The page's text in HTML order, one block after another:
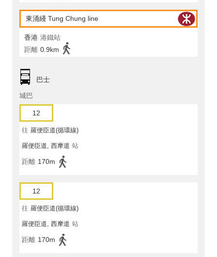
東涌綫 Tung Chung line
香港 港鐵站
距離 0.9km
巴士
城巴
12
往 羅便臣道(循環線)
羅便臣道, 西摩道 站
距離 170m
12
往 羅便臣道(循環線)
羅便臣道, 西摩道 站
距離 170m